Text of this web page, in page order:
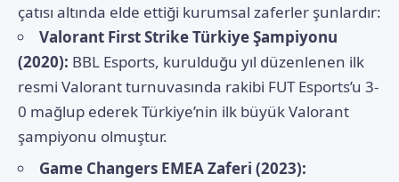
çatısı altında elde ettiği kurumsal zaferler şunlardır:
Valorant First Strike Türkiye Şampiyonu
(2020): BBL Esports, kurulduğu yıl düzenlenen ilk
resmi Valorant turnuvasında rakibi FUT Esports’u 3-
0 mağlup ederek Türkiye’nin ilk büyük Valorant
şampiyonu olmuştur.
Game Changers EMEA Zaferi (2023):